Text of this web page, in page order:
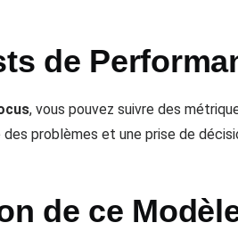
de
, vous pouvez suivre des
problèmes et une prise de
de ce